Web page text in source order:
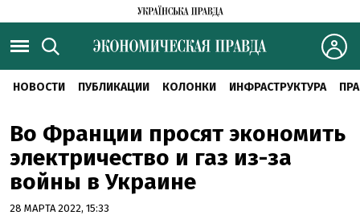
НОВОСТИ ПУБЛИКАЦИИ КОЛОНКИ ИНФРАСТРУКТУРА
Во Франции просят экономить
электричество и газ из-за
войны в Украине
28 МАРТА 2022, 15:33